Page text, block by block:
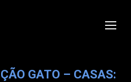
GATO – CASAS: